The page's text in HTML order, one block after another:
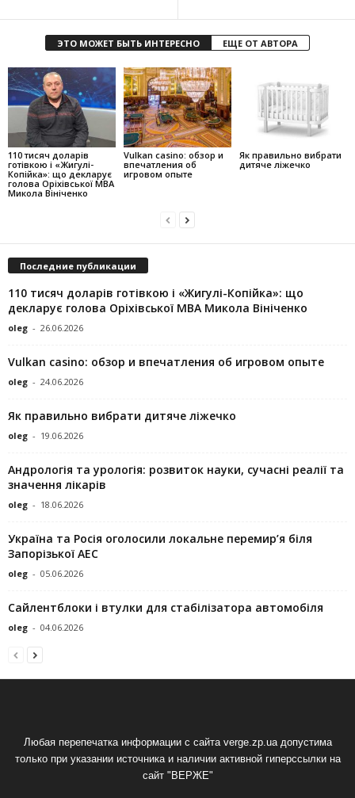
ЭТО МОЖЕТ БЫТЬ ИНТЕРЕСНО ЕЩЕ ОТ АВТОРА
110 тисяч доларів
готівкою і «Жигулі-
Копійка»: що декларує
голова Оріхівської МВА
Микола Вініченко
Vulkan casino: обзор и
впечатления об
игровом опыте
Як правильно вибрати
дитяче ліжечко
Последние публикации
110 тисяч доларів готівкою і «Жигулі-Копійка»: що
декларує голова Оріхівської МВА Микола Вініченко
oleg - 26.06.2026
Vulkan casino: обзор и впечатления об игровом опыте
oleg - 24.06.2026
Як правильно вибрати дитяче ліжечко
oleg - 19.06.2026
Андрологія та урологія: розвиток науки, сучасні реалії та
значення лікарів
oleg - 18.06.2026
Україна та Росія оголосили локальне перемир’я біля
Запорізької АЕС
oleg - 05.06.2026
Сайлентблоки і втулки для стабілізатора автомобіля
oleg - 04.06.2026
Любая перепечатка информации с сайта verge.zp.ua допустима
только при указании источника и наличии активной гиперссылки на
сайт "ВЕРЖЕ"